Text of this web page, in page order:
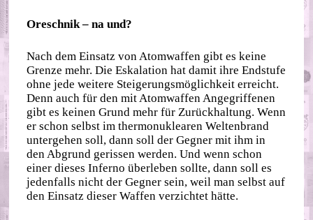
Oreschnik – na und?
Nach dem Einsatz von Atomwaffen gibt es keine
Grenze mehr. Die Eskalation hat damit ihre Endstufe
ohne jede weitere Steigerungsmöglichkeit erreicht.
Denn auch für den mit Atomwaffen Angegriffenen
gibt es keinen Grund mehr für Zurückhaltung. Wenn
er schon selbst im thermonuklearen Weltenbrand
untergehen soll, dann soll der Gegner mit ihm in
den Abgrund gerissen werden. Und wenn schon
einer dieses Inferno überleben sollte, dann soll es
jedenfalls nicht der Gegner sein, weil man selbst auf
den Einsatz dieser Waffen verzichtet hätte.